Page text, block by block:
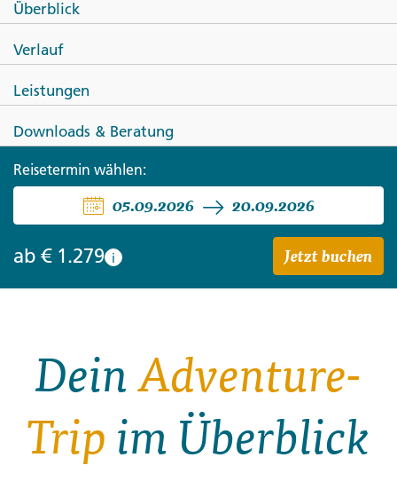
Unter der Sonne der Maya
Südwärts - Tulúm &
Tauchgänge
Überblick
Verlauf
Leistungen
Downloads & Beratung
Reisetermin wählen:
05.09.2026 20.09.2026
ab € 1.279 i Jetzt buchen
DeinAdventure-
Trip im Überblick